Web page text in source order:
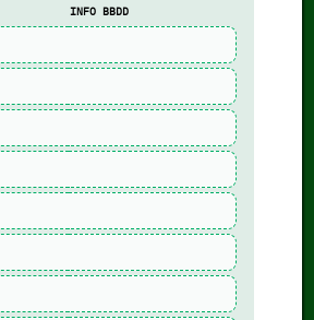
INFO BBDD